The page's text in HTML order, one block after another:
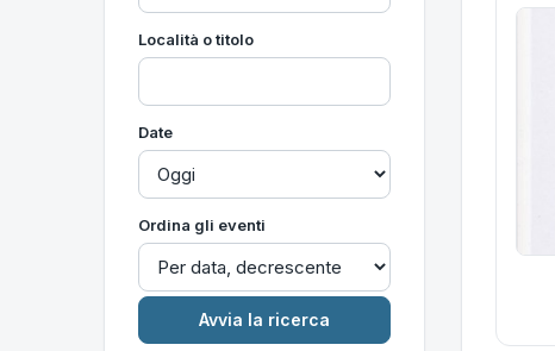
Località o titolo
Date
Ordina gli eventi